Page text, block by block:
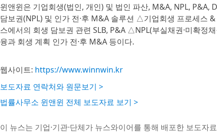
윈앤윈은 기업회생(법인, 개인) 및 법인 파산, M&A, NPL,
담보권(NPL) 및 인가 전·후 M&A 솔루션 △기업회생 프로세스
스에서의 회생 담보권 관련 SLB, P&A △NPL(부실채권·미확
융과 회생 계획 인가 전·후 M&A 등이다.
웹사이트: https://www.winnwin.kr
보도자료 연락처와 원문보기 >
법률사무소 윈앤윈 전체 보도자료 보기 >
이 뉴스는 기업·기관·단체가 뉴스와이어를 통해 배포한 보도자